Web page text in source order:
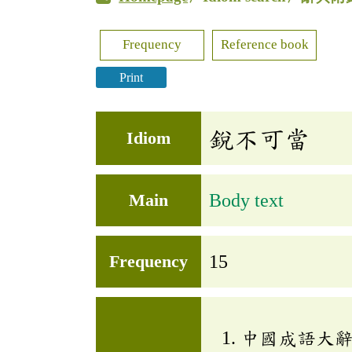
Frequency Reference book
Print
Idiom 銳不可當
Main Body text
Frequency 15
中國成語大